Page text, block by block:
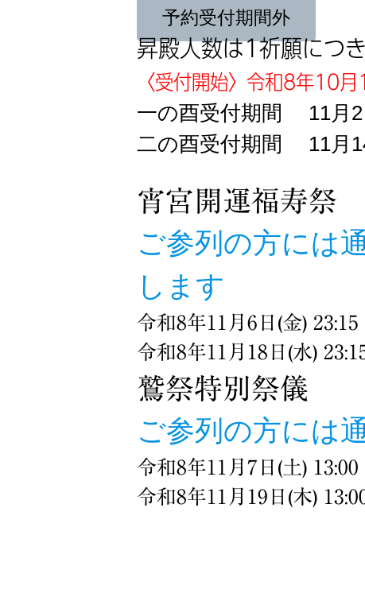
予約受付期間外
昇殿人数は1祈願につ
〈受付開始〉令和8年10月
一の酉受付期間 11月
二の酉受付期間 11月
宵宮開運福寿祭
ご参列の方には
します
令和8年11月6日(金) 23:15
令和8年11月18日(水)
鷲祭特別祭儀
ご参列の方には
令和8年11月7日(土) 13:00
令和8年11月19日(木)